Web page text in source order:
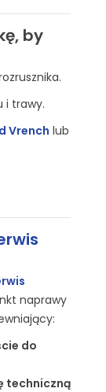
by
i trawy.
Vrench lub
naprawy
do
techniczną